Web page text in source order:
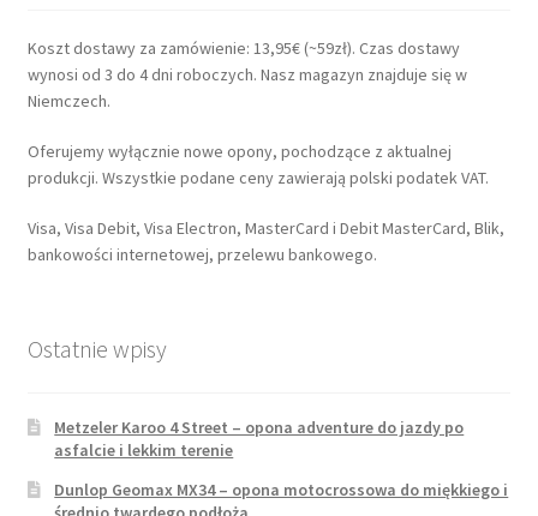
Koszt dostawy za zamówienie: 13,95€ (~59zł). Czas dostawy
wynosi od 3 do 4 dni roboczych. Nasz magazyn znajduje się w
Niemczech.
Oferujemy wyłącznie nowe opony, pochodzące z aktualnej
produkcji. Wszystkie podane ceny zawierają polski podatek VAT.
Visa, Visa Debit, Visa Electron, MasterCard i Debit MasterCard, Blik,
bankowości internetowej, przelewu bankowego.
Ostatnie wpisy
Metzeler Karoo 4 Street – opona adventure do jazdy po
asfalcie i lekkim terenie
Dunlop Geomax MX34 – opona motocrossowa do miękkiego i